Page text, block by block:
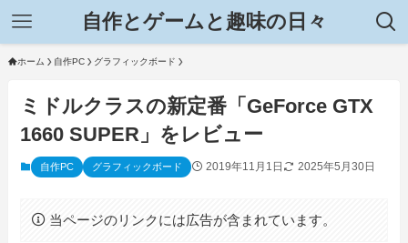
自作とゲームと趣味の日々
ホーム 自作PC グラフィックボード
ミドルクラスの新定番「GeForce GTX
1660 SUPER」をレビュー
自作PC グラフィックボード 2019年11月1日 2025年5月30日
当ページのリンクには広告が含まれています。